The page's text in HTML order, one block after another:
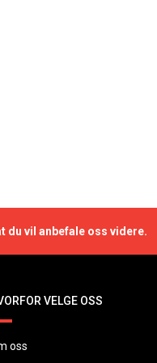
du vil anbefale oss videre.
VELGE OSS
oss